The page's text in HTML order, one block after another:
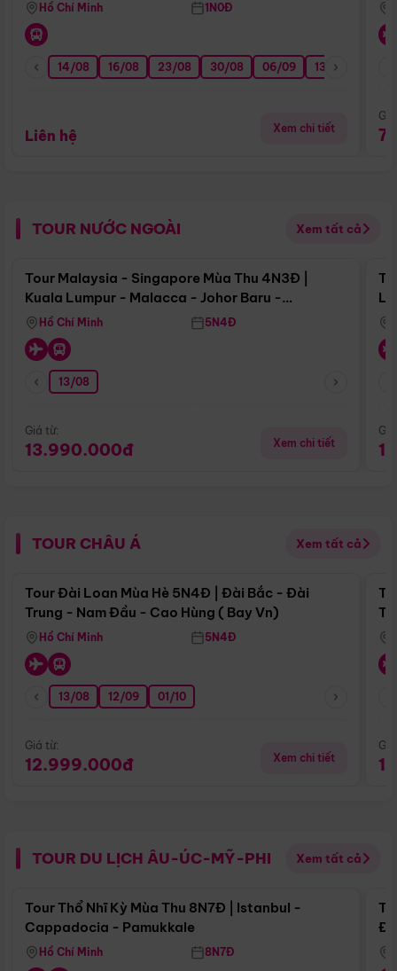
Hồ Chí Minh 1N0Đ
14/08 16/08 23/08 30/08 06/09 13/09
Liên hệ Xem chi tiết
TOUR NƯỚC NGOÀI Xem tất cả
Điểm nổi bật
Tour Malaysia - Singapore Mùa Thu 4N3Đ |
Kuala Lumpur - Malacca - Johor Baru -
Singapore
Hồ Chí Minh 5N4Đ
13/08
Giá từ:
13.990.000đ Xem chi tiết
TOUR CHÂU Á Xem tất cả
Điểm nổi bật
Tour Đài Loan Mùa Hè 5N4Đ | Đài Bắc - Đài
Trung - Nam Đầu - Cao Hùng ( Bay Vn)
Hồ Chí Minh 5N4Đ
13/08 12/09 01/10
Giá từ:
12.999.000đ Xem chi tiết
TOUR DU LỊCH ÂU-ÚC-MỸ-PHI Xem tất cả
Điểm nổi bật
Tour Thổ Nhĩ Kỳ Mùa Thu 8N7Đ | Istanbul -
Cappadocia - Pamukkale
Hồ Chí Minh 8N7Đ